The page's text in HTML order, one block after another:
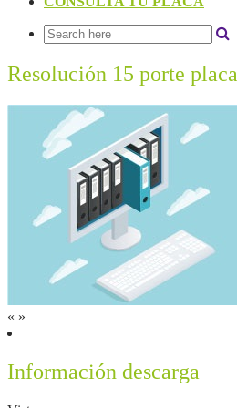
Resolución 15 porte placa
« »
Información descarga